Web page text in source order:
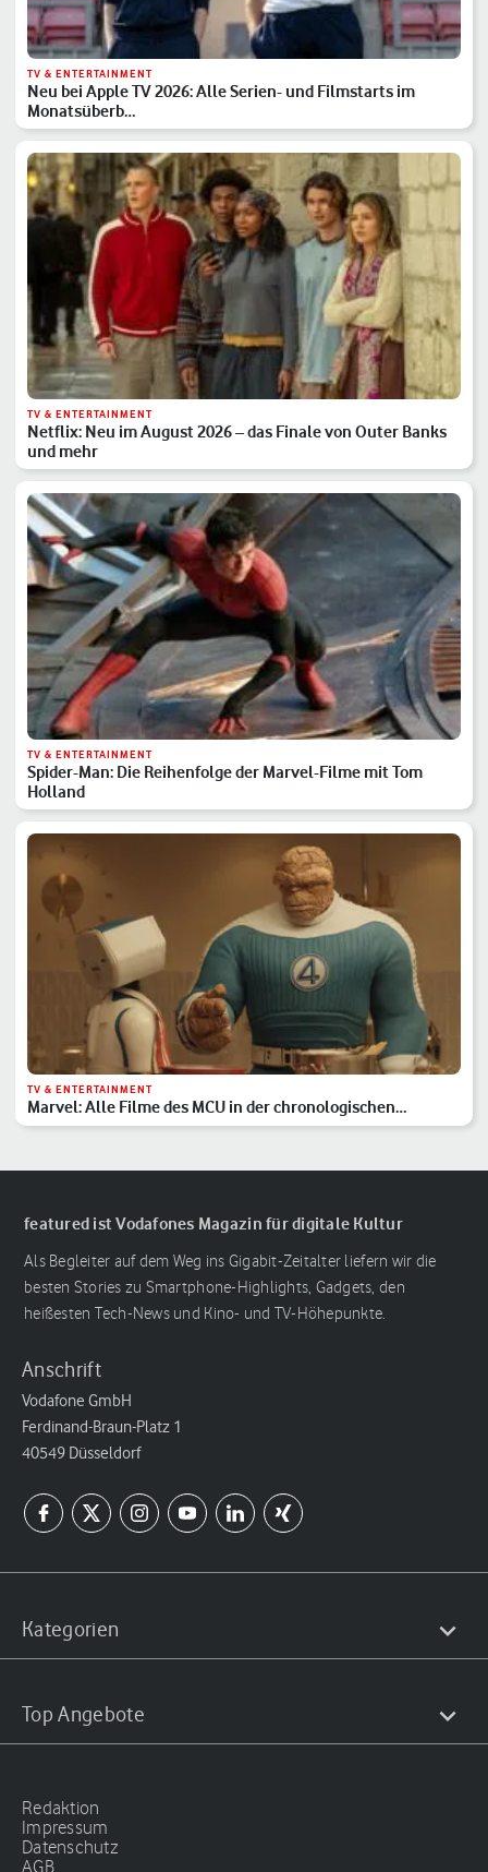
TV & ENTERTAINMENT
Neu bei Apple TV 2026: Alle Serien- und Filmstarts im
Monatsüberb…
TV & ENTERTAINMENT
Netflix: Neu im August 2026 – das Finale von Outer Banks
und mehr
TV & ENTERTAINMENT
Spider-Man: Die Reihenfolge der Marvel-Filme mit Tom
Holland
TV & ENTERTAINMENT
Marvel: Alle Filme des MCU in der chronologischen
Reihenfolge
featured ist Vodafones Magazin für digitale Kultur
Als Begleiter auf dem Weg ins Gigabit-Zeitalter liefern wir die
besten Stories zu Smartphone-Highlights, Gadgets, den
heißesten Tech-News und Kino- und TV-Höhepunkte.
Anschrift
Vodafone GmbH
Ferdinand-Braun-Platz 1
40549 Düsseldorf
Kategorien
Top Angebote
Redaktion
Impressum
Datenschutz
AGB